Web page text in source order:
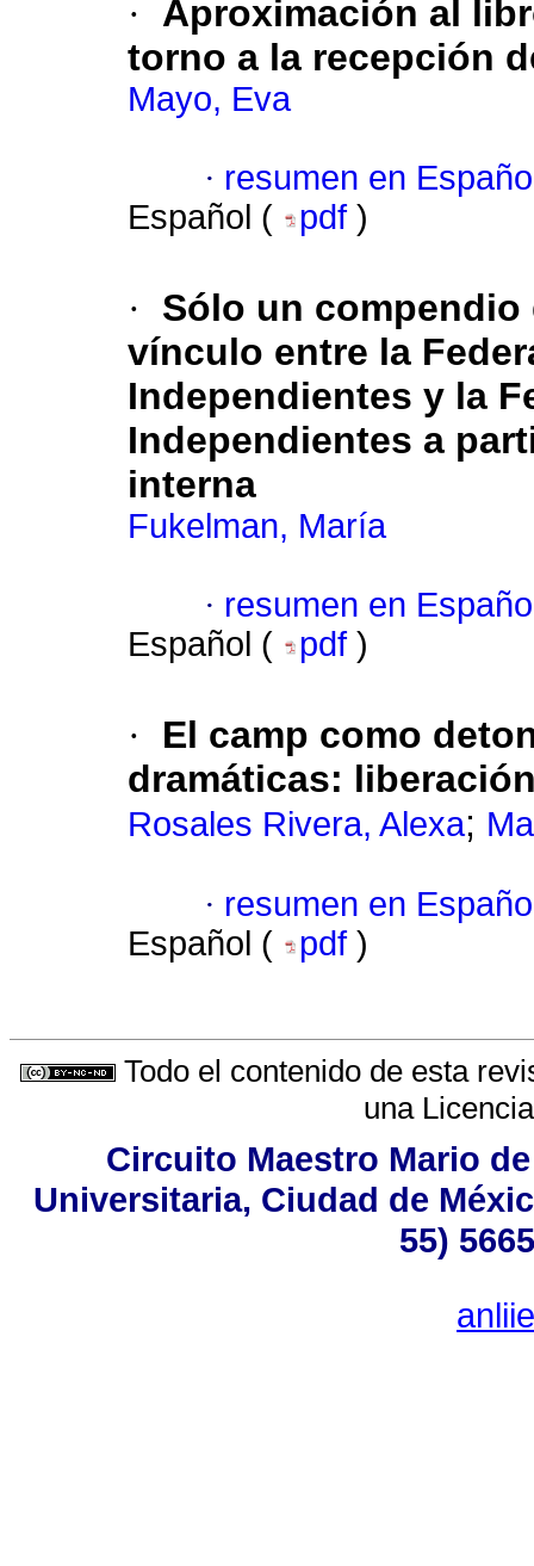
·
Aproximación al
torno a la recepción
Mayo, Eva
· resumen en
Español (
pdf )
·
Sólo un
vínculo entre la
Independientes y la
Independientes a
interna
Fukelman, María
· resumen en
Español (
pdf )
·
El camp como
dramáticas:
Rosales Rivera, Alexa;
· resumen en
Español (
pdf )
Todo el contenido de esta
una
Circuito Maestro Mario
Universitaria, Ciudad de
55)